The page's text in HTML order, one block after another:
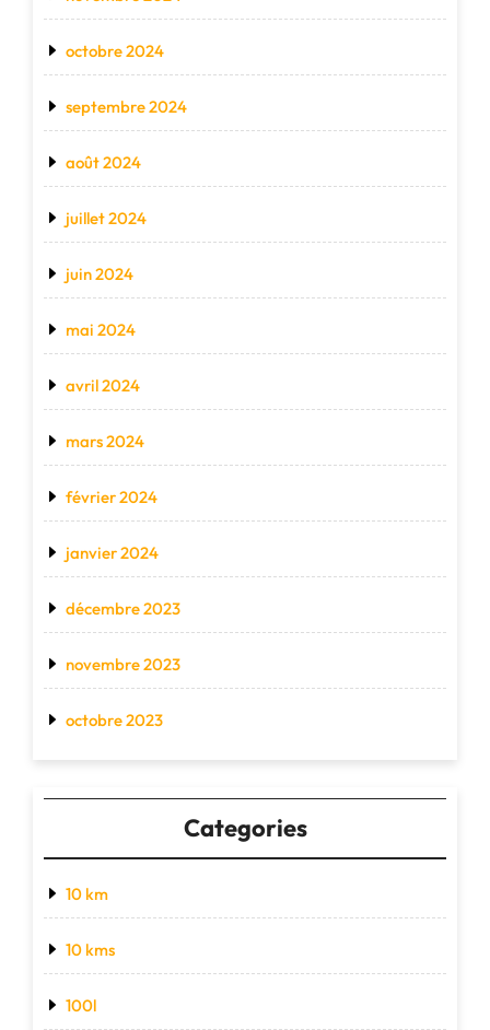
octobre 2024
septembre 2024
août 2024
juillet 2024
juin 2024
mai 2024
avril 2024
mars 2024
février 2024
janvier 2024
décembre 2023
novembre 2023
octobre 2023
Categories
10 km
10 kms
100l